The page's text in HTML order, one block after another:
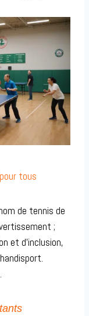
tous
de tennis de
;
et d’inclusion,